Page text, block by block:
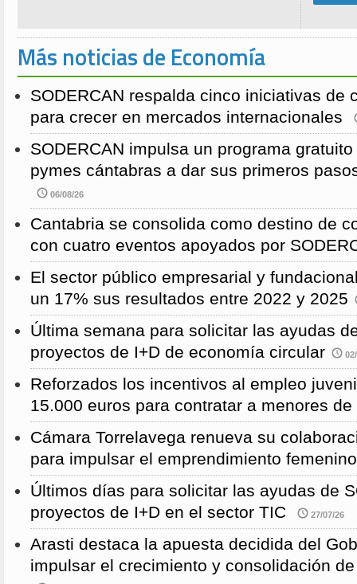
Más noticias de Economía
SODERCAN respalda cinco iniciativas de
para crecer en mercados internacionales
SODERCAN impulsa un programa
pymes cántabras a dar sus primeros
06/08/26
Cantabria se consolida como destino de
con cuatro eventos apoyados por
El sector público empresarial y
un 17% sus resultados entre 2022 y 2025
Última semana para solicitar las ayudas
proyectos de I+D de economía circular
Reforzados los incentivos al empleo
15.000 euros para contratar a menores
Cámara Torrelavega renueva su
para impulsar el emprendimiento femenino
Últimos días para solicitar las ayudas de
proyectos de I+D en el sector TIC
27/07/26
Arasti destaca la apuesta decidida del
impulsar el crecimiento y consolidación